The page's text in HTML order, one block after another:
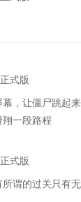
让僵尸跳起
一段路程
谓的过关只有